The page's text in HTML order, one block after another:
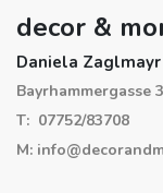
decor &
Daniela Zaglmayr
Bayrhammergasse
T: 07752/83708
M: